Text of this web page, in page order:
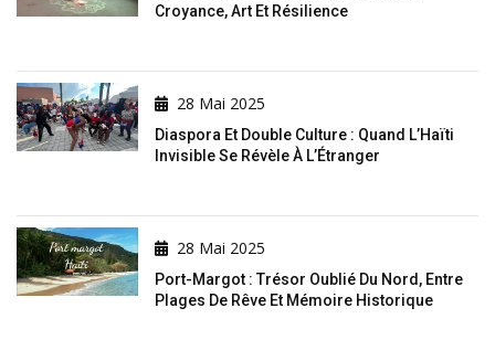
Croyance, Art Et Résilience
28 Mai 2025
Diaspora Et Double Culture : Quand L’Haïti
Invisible Se Révèle À L’Étranger
28 Mai 2025
Port-Margot : Trésor Oublié Du Nord, Entre
Plages De Rêve Et Mémoire Historique